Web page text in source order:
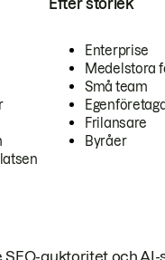
Efter storlek
Enterprise
Medelstora
Små team
Frilansare
Byråer
auktoritet och AI-